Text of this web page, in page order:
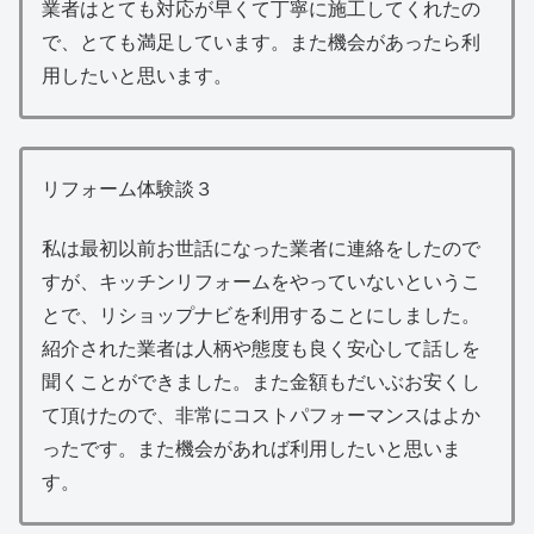
業者はとても対応が早くて丁寧に施工してくれたの
で、とても満足しています。また機会があったら利
用したいと思います。
リフォーム体験談３
私は最初以前お世話になった業者に連絡をしたので
すが、キッチンリフォームをやっていないというこ
とで、リショップナビを利用することにしました。
紹介された業者は人柄や態度も良く安心して話しを
聞くことができました。また金額もだいぶお安くし
て頂けたので、非常にコストパフォーマンスはよか
ったです。また機会があれば利用したいと思いま
す。